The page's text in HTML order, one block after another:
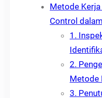
Metode
Control
1.
2.
Metode
3.